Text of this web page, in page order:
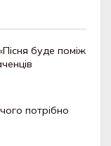
буде поміж
потрібно